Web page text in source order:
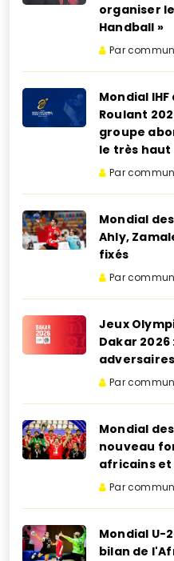
organiser
Handball »
Par
Mondial
Roulant
groupe
le très haut
Par
Mondial
Ahly,
fixés
Par
Jeux
Dakar
Par
Mondial des
nouveau
africains et
Par
Mondial U-
bilan de